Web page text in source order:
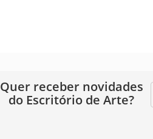
Quer receber novidades
do Escritório de Arte?